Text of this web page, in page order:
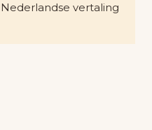
vertaling